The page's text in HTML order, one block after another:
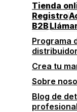
Tienda
Registro
B2B
Programa
Crea tu
Sobre
Blog de
profesional